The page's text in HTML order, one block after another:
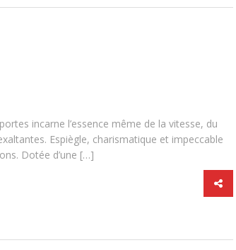
incarne l’essence même de la vitesse, du
Espiègle, charismatique et impeccable
Dotée d’une […]